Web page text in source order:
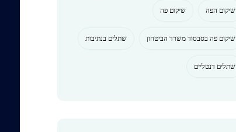
שיקום הפה שיקום פה
שיקום פה בסבסוד משרד הביטחון שתלים בנתיבות
שתלים דנטליים